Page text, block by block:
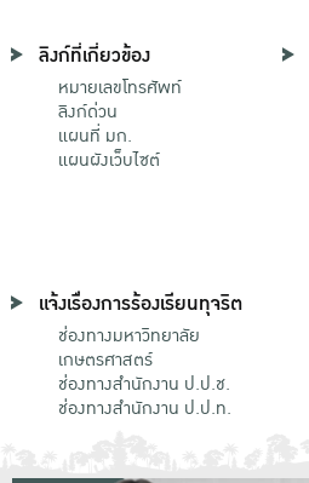
ลิงก์ที่เกี่ยวข้อง
หมายเลขโทรศัพท์
ลิงก์ด่วน
แผนที่ มก.
แผนผังเว็บไซต์
แจ้งเรื่องการร้องเรียนทุจริต
ช่องทางมหาวิทยาลัย
เกษตรศาสตร์
ช่องทางสำนักงาน ป.ป.ช.
ช่องทางสำนักงาน ป.ป.ท.